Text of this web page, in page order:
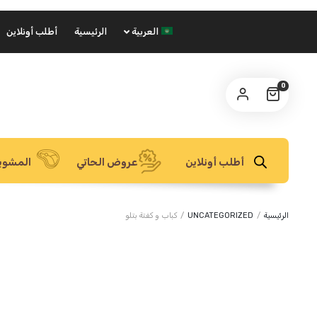
العربية الرئيسية أطلب أونلاين
0
أطلب أونلاين عروض الحاتي
الرئيسية /
UNCATEGORIZED
/ كباب و كفتة بتلو